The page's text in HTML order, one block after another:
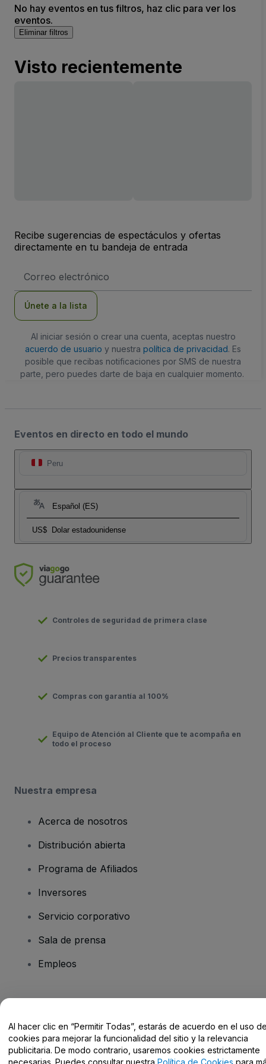
No hay eventos en tus filtros, haz clic para ver los
eventos.
Eliminar filtros
Visto recientemente
Recibe sugerencias de espectáculos y ofertas
directamente en tu bandeja de entrada
de
Únete a la lista
Al iniciar sesión o crear una cuenta, aceptas nuestro
acuerdo de usuario y nuestra política de privacidad. Es
posible que recibas notificaciones por SMS de nuestra
parte, pero puedes darte de baja en cualquier momento.
Eventos en directo en todo el mundo
Peru
Español (ES)
US$ Dolar estadounidense
Controles de seguridad de primera clase
Precios transparentes
Compras con garantía al 100%
Equipo de Atención al Cliente que te acompaña en
todo el proceso
Nuestra empresa
Acerca de nosotros
Distribución abierta
Programa de Afiliados
Inversores
Servicio corporativo
Sala de prensa
Empleos
Centro de Ayuda / Contacto
Al hacer clic en “Permitir Todas”, estarás de acuerdo en el uso
cookies para mejorar la funcionalidad del sitio y la relevancia
publicitaria. De modo contrario, usaremos cookies estrictamente
necesarias. Puedes consultar nuestra Política de Cookies para